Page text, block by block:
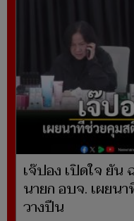
เจ๊ปอง เปิดใจ ยัน
นายก อบจ. เผยน
วางปืน